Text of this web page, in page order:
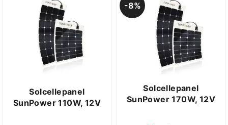
Solcellepanel
SunPower 110W, 12V
8%
Solcellepanel
SunPower 170W, 12V